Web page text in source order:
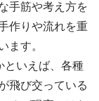
手筋や考え方を
作りや流れを重
ます。
といえば、各種
飛び交っている